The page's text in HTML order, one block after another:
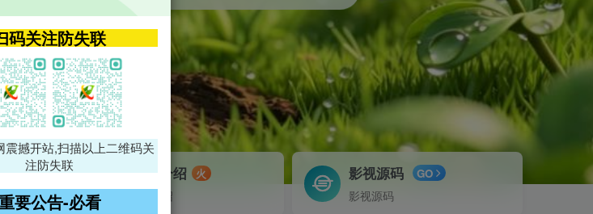
神马 getapp 原神
VIP特权介绍 火
VIP特权介绍
影视源码 GO
影视源码
码关注防失联
震撼开站,扫描以上二维码关
注防失联
要公告-必看